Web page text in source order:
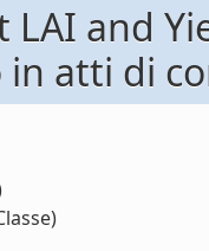
and
atti di